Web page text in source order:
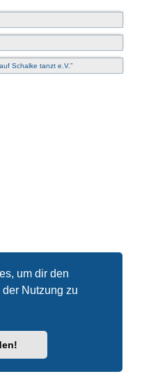
um dir den
Nutzung zu
Schalke tanzt e.V.”